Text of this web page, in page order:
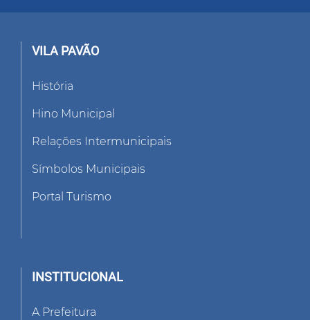
VILA PAVÃO
História
Hino Municipal
Relações Intermunicipais
Símbolos Municipais
Portal Turismo
INSTITUCIONAL
A Prefeitura